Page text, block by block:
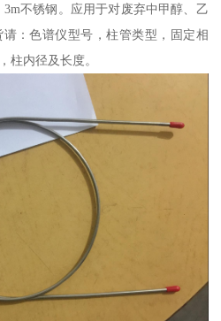
不锈钢。应用于对废弃中甲醇、乙
：色谱仪型号，柱管类型，固定相
柱内径及长度。